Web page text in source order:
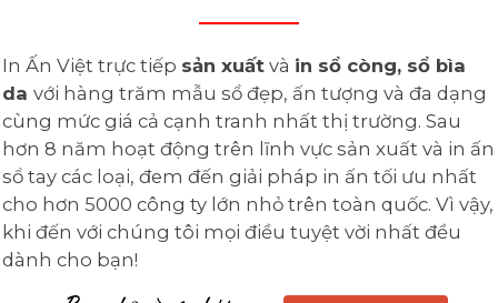
In Ấn Việt trực tiếp sản xuất và in sổ còng, sổ bìa
da với hàng trăm mẫu sổ đẹp, ấn tượng và đa dạng
cùng mức giá cả cạnh tranh nhất thị trường. Sau
hơn 8 năm hoạt động trên lĩnh vực sản xuất và in ấn
sổ tay các loại, đem đến giải pháp in ấn tối ưu nhất
cho hơn 5000 công ty lớn nhỏ trên toàn quốc. Vì vậy,
khi đến với chúng tôi mọi điều tuyệt vời nhất đều
dành cho bạn!